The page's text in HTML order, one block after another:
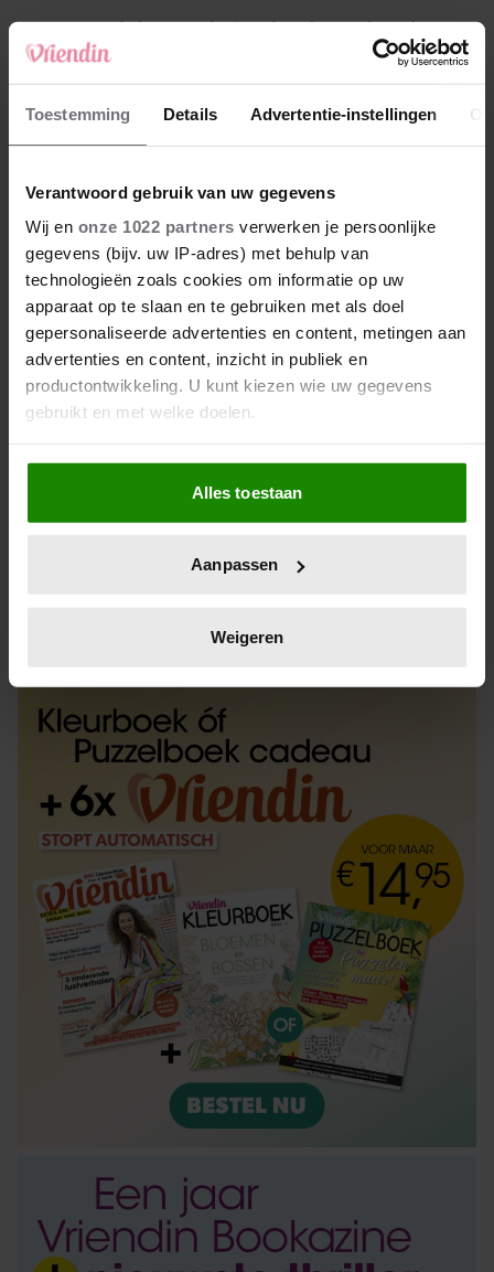
Toestemming Details Advertentie-instellingen
Verantwoord gebruik van uw gegevens
Wij en onze 1022 partners verwerken je persoonlijke
gegevens (bijv. uw IP-adres) met behulp van
technologieën zoals cookies om informatie op uw
apparaat op te slaan en te gebruiken met als doel
gepersonaliseerde advertenties en content, metingen aan
advertenties en content, inzicht in publiek en
productontwikkeling. U kunt kiezen wie uw gegevens
gebruikt en met welke doelen.
Als u het toestaat, willen we ook graag:
Informatie verzamelen over uw geografische
locatie, die tot een paar meter nauwkeurig kan zijn
scannen op specifieke eigenschappen (fingerprinting)
verwerkt en stel uw voorkeuren in het
intrekken in de Cookieverklaring.
We gebruiken cookies om content en advertenties te
personaliseren, om functies voor social media te bieden
en om ons websiteverkeer te analyseren. Ook delen we
informatie over uw gebruik van onze site met onze
partners voor social media, adverteren en analyse. Deze
partners kunnen deze gegevens combineren met andere
informatie die u aan ze heeft verstrekt of die ze hebben
verzameld op basis van uw gebruik van hun services. U
gaat akkoord met onze cookies als u onze website blijft
gebruiken.
Alles toestaan
Aanpassen
Weigeren
4 Makelaar Mandy: ‘Een bericht van de BN’er.
Een foto. Mijn lijf reageert’
5 Makelaar Mandy: ‘Vrijdagavond belde Bart.
Hij sprak eng kalm’
Nieuw